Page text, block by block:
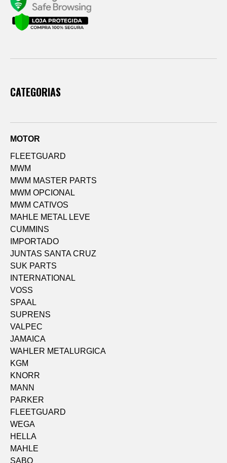
CATEGORIAS
MOTOR
FLEETGUARD
MWM
MWM MASTER PARTS
MWM OPCIONAL
MWM CATIVOS
MAHLE METAL LEVE
CUMMINS
IMPORTADO
JUNTAS SANTA CRUZ
SUK PARTS
INTERNATIONAL
VOSS
SPAAL
SUPRENS
VALPEC
JAMAICA
WAHLER METALURGICA
KGM
KNORR
MANN
PARKER
FLEETGUARD
WEGA
HELLA
MAHLE
SABO